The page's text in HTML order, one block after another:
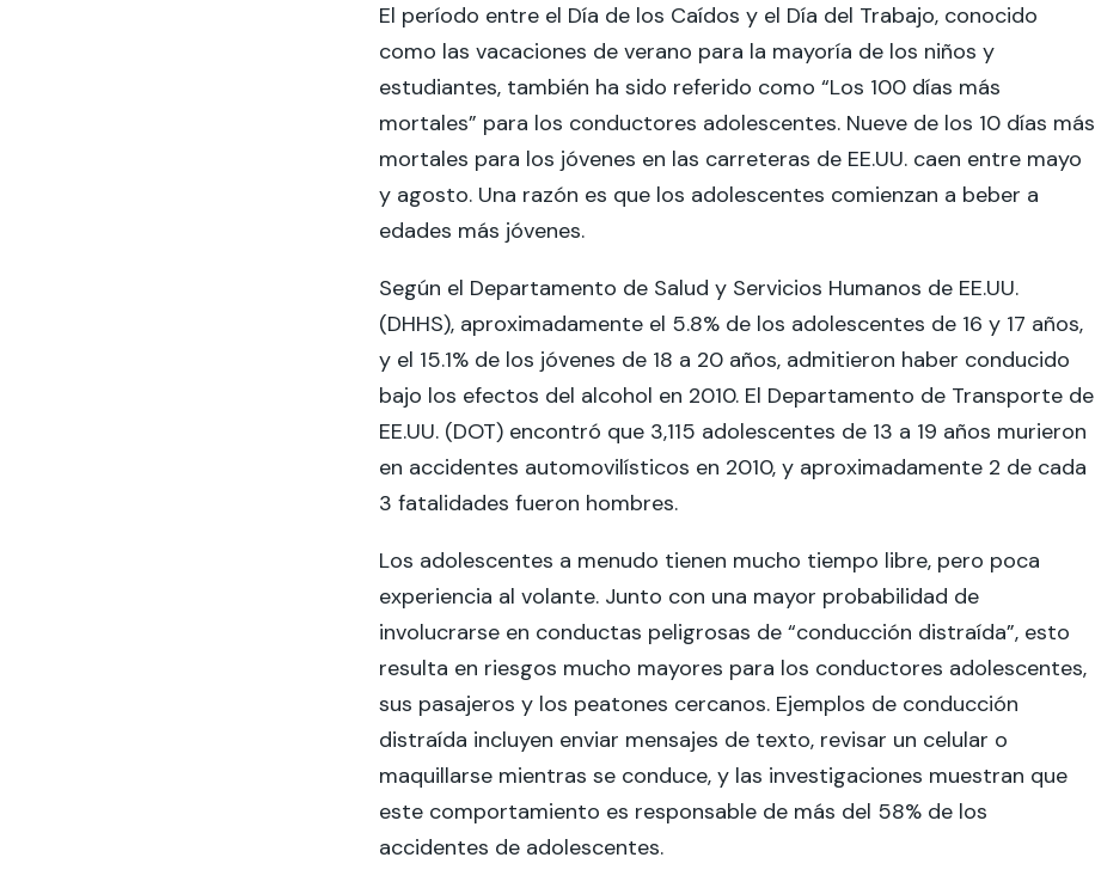
El período entre el Día de los Caídos y el Día del Trabajo, conocido
como las vacaciones de verano para la mayoría de los niños y
estudiantes, también ha sido referido como “Los 100 días más
mortales” para los conductores adolescentes. Nueve de los 10 días más
mortales para los jóvenes en las carreteras de EE.UU. caen entre mayo
y agosto. Una razón es que los adolescentes comienzan a beber a
edades más jóvenes.
Según el Departamento de Salud y Servicios Humanos de EE.UU.
(DHHS), aproximadamente el 5.8% de los adolescentes de 16 y 17 años,
y el 15.1% de los jóvenes de 18 a 20 años, admitieron haber conducido
bajo los efectos del alcohol en 2010. El Departamento de Transporte de
EE.UU. (DOT) encontró que 3,115 adolescentes de 13 a 19 años murieron
en accidentes automovilísticos en 2010, y aproximadamente 2 de cada
3 fatalidades fueron hombres.
Los adolescentes a menudo tienen mucho tiempo libre, pero poca
experiencia al volante. Junto con una mayor probabilidad de
involucrarse en conductas peligrosas de “conducción distraída”, esto
resulta en riesgos mucho mayores para los conductores adolescentes,
sus pasajeros y los peatones cercanos. Ejemplos de conducción
distraída incluyen enviar mensajes de texto, revisar un celular o
maquillarse mientras se conduce, y las investigaciones muestran que
este comportamiento es responsable de más del 58% de los
accidentes de adolescentes.